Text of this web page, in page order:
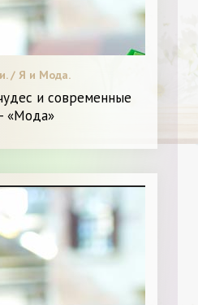
/ Я и Мода.
и современные
«Мода»